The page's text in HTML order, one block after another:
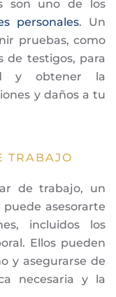
son uno de los
personales. Un
pruebas, como
de testigos, para
y obtener la
y daños a tu
TRABAJO
de trabajo, un
puede asesorarte
incluidos los
Ellos pueden
y asegurarse de
necesaria y la